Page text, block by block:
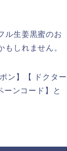
ル生姜黒蜜のお
しれません。
ン】【 ドクター
ーンコード】と